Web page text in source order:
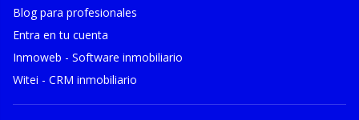
Blog para profesionales
Entra en tu cuenta
Inmoweb - Software inmobiliario
Witei - CRM inmobiliario